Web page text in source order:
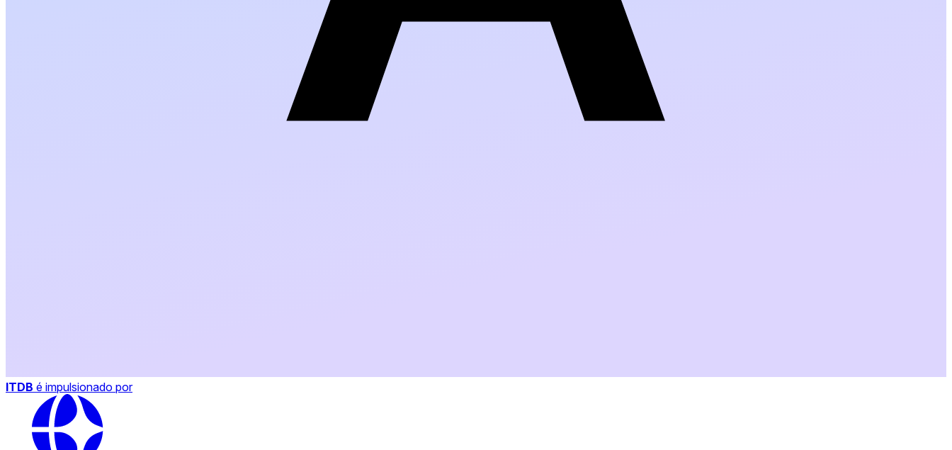
ITDB é impulsionado por